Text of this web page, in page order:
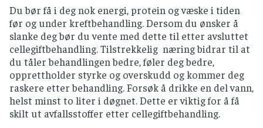
Kjøtt- og fiskepålegg skal serveres så tidlig
som mulig i holdbarhetstiden og åpnende
pakker oppbevares kjølig i lukkede bokser.
Ikke la maten stå ute i romtemperatur i over
2 timer.
Pasta, ris, bulgur og couscous skal nedkjøles
så raskt som mulig, settes i kjøleskap og ikke
oppbevares i romtemperatur.
Du bør få i deg nok energi, protein og væske i tiden
før og under kreftbehandling. Dersom du ønsker å
slanke deg bør du vente med dette til etter avsluttet
cellegiftbehandling. Tilstrekkelig næring bidrar til at
du tåler behandlingen bedre, føler deg bedre,
opprettholder styrke og overskudd og kommer deg
raskere etter behandling. Forsøk å drikke en del vann,
helst minst to liter i døgnet. Dette er viktig for å få
skilt ut avfallsstoffer etter cellegiftbehandling.